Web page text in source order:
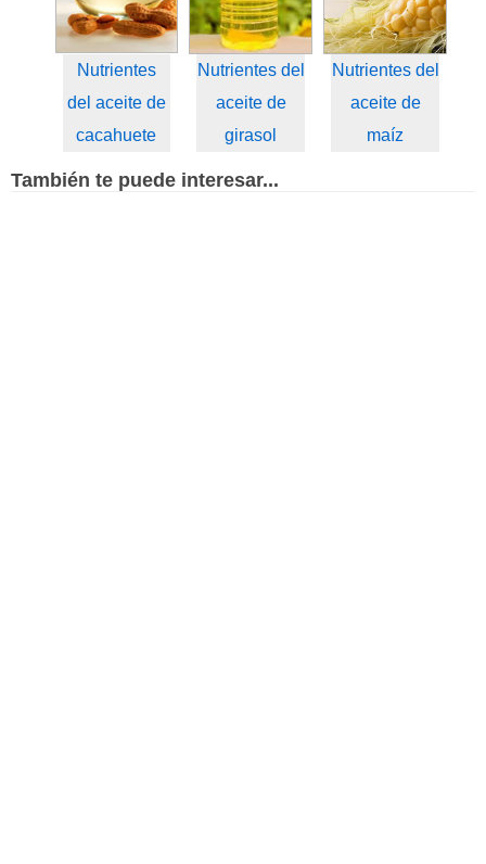
Nutrientes
del aceite de
cacahuete
Nutrientes del
aceite de
girasol
Nutrientes del
aceite de
maíz
También te puede interesar...